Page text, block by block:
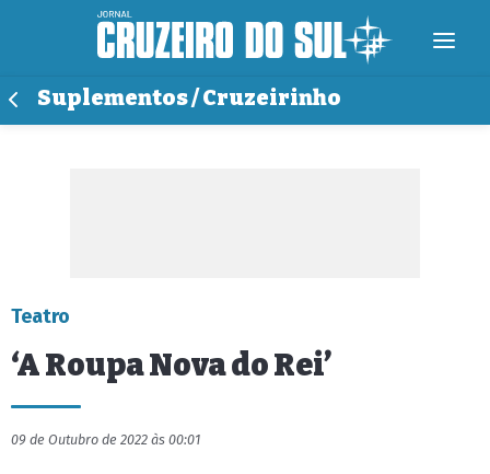
Suplementos / Cruzeirinho
Teatro
‘A Roupa Nova do Rei’
09 de Outubro de 2022 às 00:01